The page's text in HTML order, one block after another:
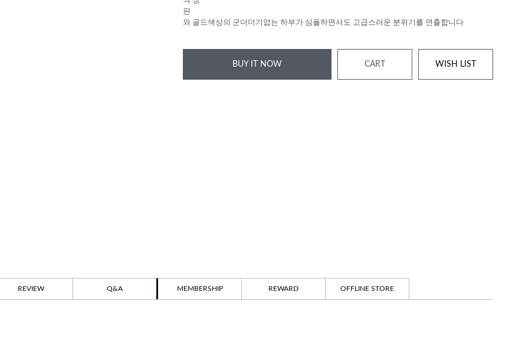
판
와 골드색상의 군더더기없는 하부가 심플하면서도 고급스러운 분위기를 연출합니다
BUY IT NOW CART WISH LIST
REVIEW Q&A MEMBERSHIP REWARD OFFLINE STORE